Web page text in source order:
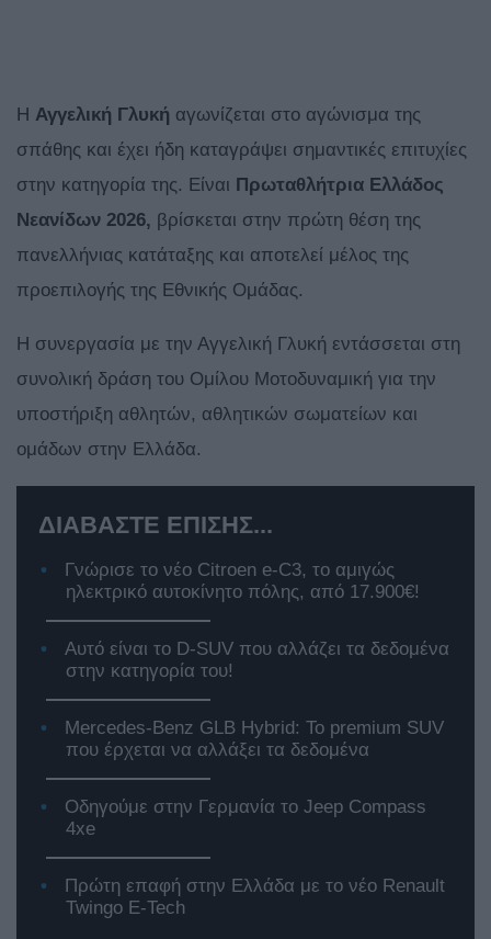
Η Αγγελική Γλυκή αγωνίζεται στο αγώνισμα της
σπάθης και έχει ήδη καταγράψει σημαντικές επιτυχίες
στην κατηγορία της. Είναι Πρωταθλήτρια Ελλάδος
Νεανίδων 2026, βρίσκεται στην πρώτη θέση της
πανελλήνιας κατάταξης και αποτελεί μέλος της
προεπιλογής της Εθνικής Ομάδας.
Η συνεργασία με την Αγγελική Γλυκή εντάσσεται στη
συνολική δράση του Ομίλου Μοτοδυναμική για την
υποστήριξη αθλητών, αθλητικών σωματείων και
ομάδων στην Ελλάδα.
ΔΙΑΒΑΣΤΕ ΕΠΙΣΗΣ...
Γνώρισε το νέο Citroen e-C3, το αμιγώς
ηλεκτρικό αυτοκίνητο πόλης, από 17.900€!
Αυτό είναι το D-SUV που αλλάζει τα δεδομένα
στην κατηγορία του!
Mercedes-Benz GLB Hybrid: Το premium SUV
που έρχεται να αλλάξει τα δεδομένα
Οδηγούμε στην Γερμανία το Jeep Compass
4xe
Πρώτη επαφή στην Ελλάδα με το νέο Renault
Twingo E-Tech